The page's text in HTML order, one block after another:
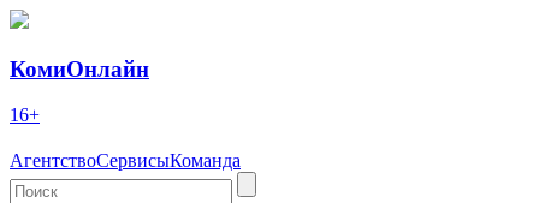
КомиОнлайн
16+
АгентствоСервисыКоманда